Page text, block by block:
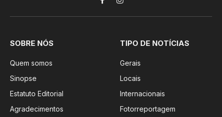
FacebookInstagram
SOBRE NÓS
Quem somos
Sinopse
Estatuto Editorial
Agradecimentos
TIPO DE NOTÍCIAS
Gerais
Locais
Internacionais
Fotorreportagem